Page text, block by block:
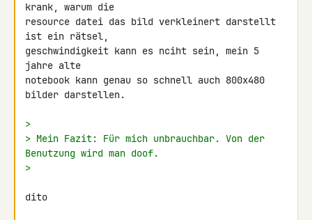
krank, warum die
resource datei das bild verkleinert darstellt
ist ein rätsel,
geschwindigkeit kann es nciht sein, mein 5
jahre alte
notebook kann genau so schnell auch 800x480
bilder darstellen.
>
> Mein Fazit: Für mich unbrauchbar. Von der
Benutzung wird man doof.
>
dito